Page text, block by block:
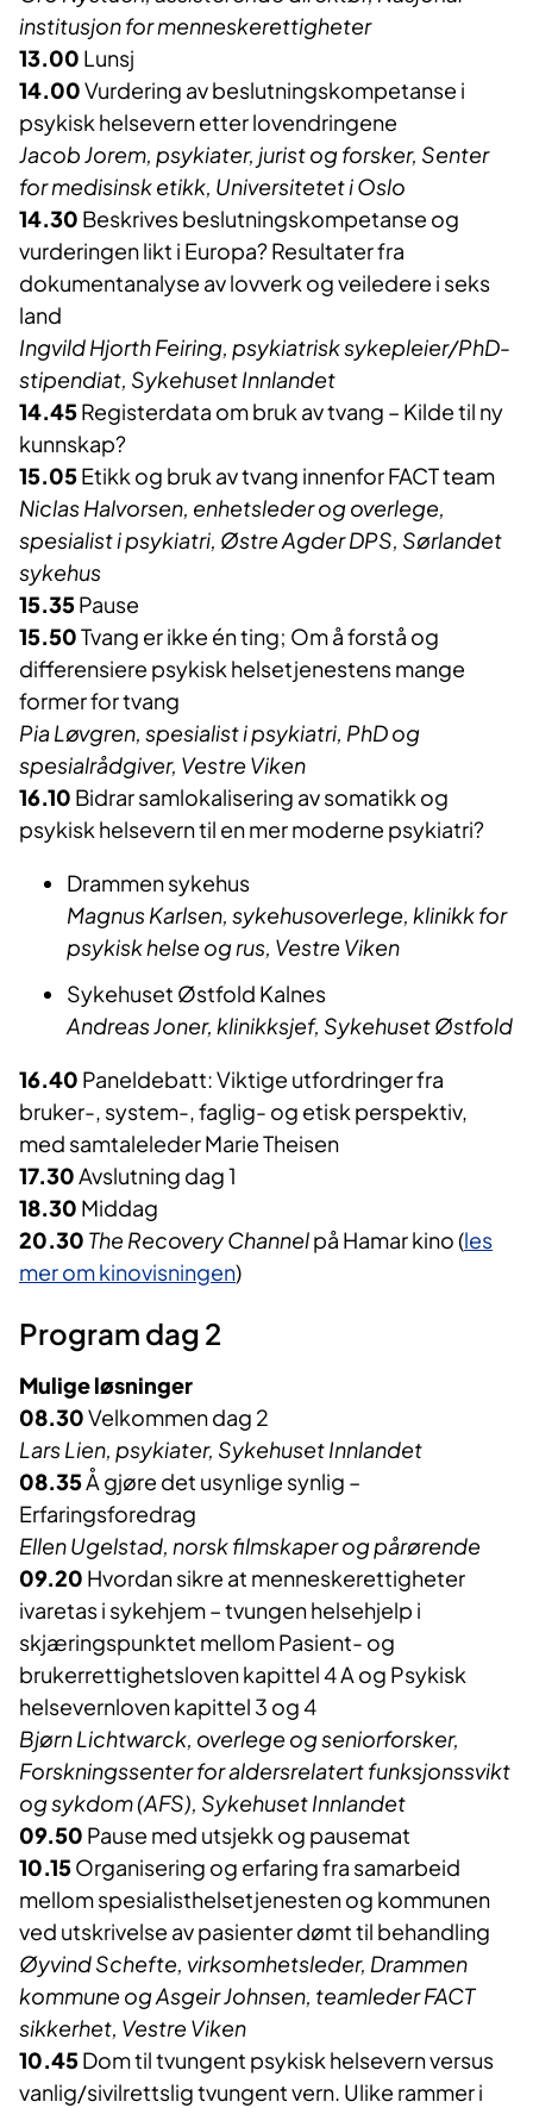
institusjon for menneskerettigheter
13.00 Lunsj
14.00Vurdering av beslutningskompetanse i
psykisk helsevern etter lovendringene
Jacob Jorem, psykiater, jurist og forsker, Senter
for medisinsk etikk, Universitetet i Oslo
14.30 Beskrives beslutningskompetanse og
vurderingen likt i Europa? Resultater fra
dokumentanalyse av lovverk og veiledere i seks
land
Ingvild Hjorth Feiring, psykiatrisk sykepleier/PhD-
stipendiat, Sykehuset Innlandet
14.45Registerdata om bruk av tvang – Kilde til ny
kunnskap?
15.05Etikk og bruk av tvang innenfor FACT team
Niclas Halvorsen, enhetsleder og overlege,
spesialist i psykiatri, Østre Agder DPS, Sørlandet
sykehus
15.35Pause
15.50Tvang er ikke én ting; Om å forstå og
differensiere psykisk helsetjenestens mange
former for tvang
Pia Løvgren, spesialist i psykiatri, PhD og
spesialrådgiver, Vestre Viken
16.10 Bidrar samlokalisering av somatikk og
psykisk helsevern til en mer moderne psykiatri?
Drammen sykehus
Magnus Karlsen, sykehusoverlege, klinikk for
psykisk helse og rus, Vestre Viken
Sykehuset Østfold Kalnes
Andreas Joner, klinikksjef, Sykehuset Østfold
16.40 Paneldebatt: Viktige utfordringer fra
bruker-, system-, faglig- og etisk perspektiv,
med samtaleleder Marie Theisen
17.30Avslutning dag 1
18.30 Middag
20.30 The Recovery Channelpå Hamar kino (les
mer om kinovisningen)
Program dag 2
Mulige løsninger
08.30Velkommen dag 2
Lars Lien, psykiater, Sykehuset Innlandet
08.35Å gjøre det usynlige synlig –
Erfaringsforedrag
Ellen Ugelstad, norsk filmskaper og pårørende
09.20 Hvordan sikre at menneskerettigheter
ivaretas i sykehjem – tvungen helsehjelp i
skjæringspunktet mellom Pasient- og
brukerrettighetsloven kapittel 4 A og Psykisk
helsevernloven kapittel 3 og 4
Bjørn Lichtwarck, overlege og seniorforsker,
Forskningssenter for aldersrelatert funksjonssvikt
og sykdom (AFS), Sykehuset Innlandet
09.50 Pause med utsjekk og pausemat
10.15Organisering og erfaring fra samarbeid
mellom spesialisthelsetjenesten og kommunen
ved utskrivelse av pasienter dømt til behandling
Øyvind Schefte, virksomhetsleder, Drammen
kommune og Asgeir Johnsen, teamleder FACT
sikkerhet, Vestre Viken
10.45Dom til tvungent psykisk helsevern versus
vanlig/sivilrettslig tvungent vern. Ulike rammer i